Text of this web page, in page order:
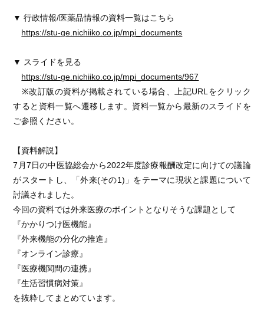
▼ 行政情報/医薬品情報の資料一覧はこちら
https://stu-ge.nichiiko.co.jp/mpi_documents
▼ スライドを見る
https://stu-ge.nichiiko.co.jp/mpi_documents/967
※改訂版の資料が掲載されている場合、上記URLをクリック
すると資料一覧へ遷移します。資料一覧から最新のスライドを
ご参照ください。
【資料解説】
7月7日の中医協総会から2022年度診療報酬改定に向けての議論
がスタートし、「外来(その1)」をテーマに現状と課題について
討議されました。
今回の資料では外来医療のポイントとなりそうな課題として
『かかりつけ医機能』
『外来機能の分化の推進』
『オンライン診療』
『医療機関間の連携』
『生活習慣病対策』
を抜粋してまとめています。